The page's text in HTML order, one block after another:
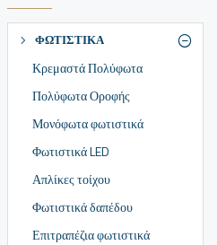
ΦΩΤΙΣΤΙΚΑ
Κρεμαστά Πολύφωτα
Πολύφωτα Οροφής
Μονόφωτα φωτιστικά
Φωτιστικά LED
Απλίκες τοίχου
Φωτιστικά δαπέδου
Επιτραπέζια φωτιστικά